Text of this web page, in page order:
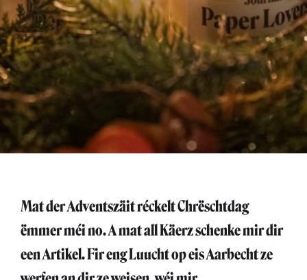
Mat der Adventszäit réckelt Chrëschtdag
ëmmer méi no. A mat all Käerz schenke mir dir
een Artikel. Fir eng Luucht op eis Aarbecht ze